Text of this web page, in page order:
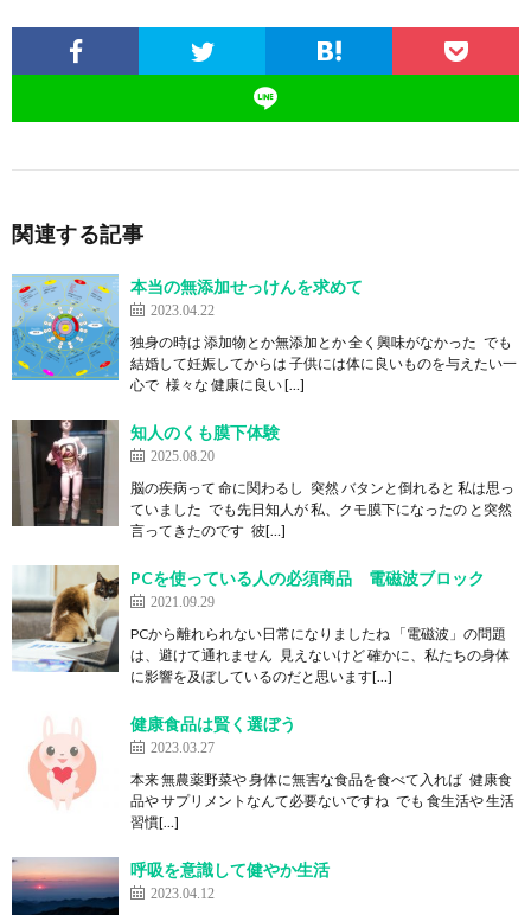
関連する記事
本当の無添加せっけんを求めて
2023.04.22
独身の時は 添加物とか無添加とか 全く興味がなかった でも
結婚して妊娠してからは 子供には体に良いものを与えたい一
心で 様々な 健康に良い […]
知人のくも膜下体験
2025.08.20
脳の疾病って 命に関わるし 突然 バタンと倒れると 私は思っ
ていました でも先日知人が 私、クモ膜下になったの と突然
言ってきたのです 彼[…]
PCを使っている人の必須商品 電磁波ブロック
2021.09.29
PCから離れられない日常になりましたね 「電磁波」の問題
は、避けて通れません 見えないけど 確かに、私たちの身体
に影響を及ぼしているのだと思います[…]
健康食品は賢く選ぼう
2023.03.27
本来 無農薬野菜や 身体に無害な食品を食べて入れば 健康食
品や サプリメントなんて必要ないですね でも 食生活や 生活
習慣[…]
呼吸を意識して健やか生活
2023.04.12